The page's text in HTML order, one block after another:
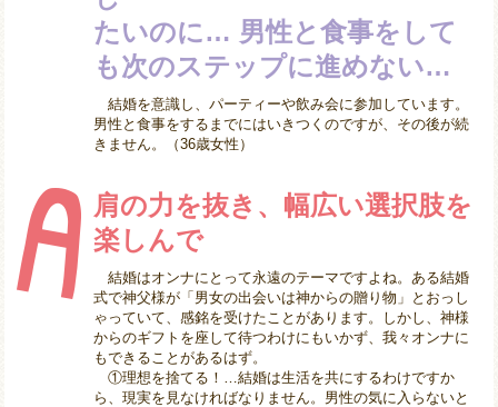
たいのに… 男性と食事をして
も次のステップに進めない…
結婚を意識し、パーティーや飲み会に参加しています。
男性と食事をするまでにはいきつくのですが、その後が続
きません。（36歳女性）
肩の力を抜き、幅広い選択肢を
楽しんで
結婚はオンナにとって永遠のテーマですよね。ある結婚
式で神父様が「男女の出会いは神からの贈り物」とおっし
ゃっていて、感銘を受けたことがあります。しかし、神様
からのギフトを座して待つわけにもいかず、我々オンナに
もできることがあるはず。
①理想を捨てる！…結婚は生活を共にするわけですか
ら、現実を見なければなりません。男性の気に入らないと